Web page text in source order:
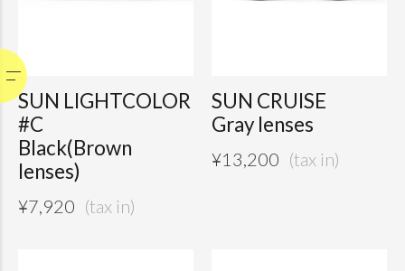
SUN LIGHTCOLOR
#C
Black(Brown
lenses)
¥7,920
SUN CRUISE
Gray lenses
¥13,200